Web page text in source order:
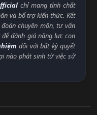
chỉ mang tính chất
và bổ trợ kiến thức. Kết
chuyên môn, tư vấn
đánh giá năng lực con
đối với bất kỳ quyết
nào phát sinh từ việc sử